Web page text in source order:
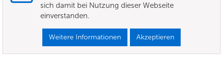
Nutzungsbedingungen
sich damit bei Nutzung dieser Webseite
einverstanden.
Weitere Informationen Akzeptieren